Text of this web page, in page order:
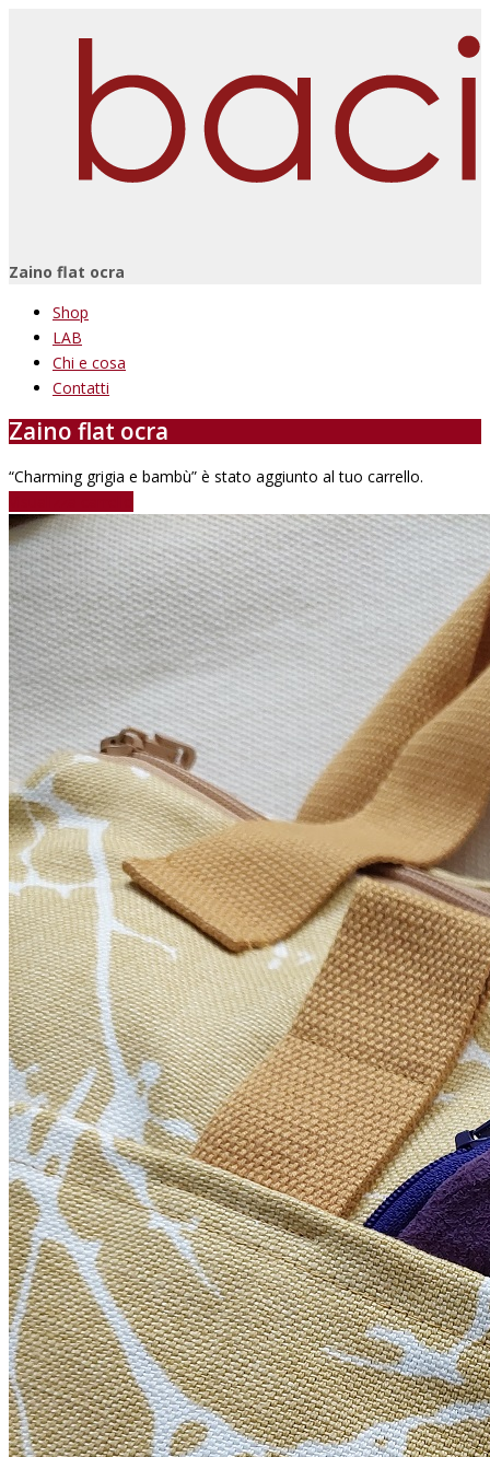
Zaino flat ocra
Shop
LAB
Chi e cosa
Contatti
Zaino flat ocra
“Charming grigia e bambù” è stato aggiunto al tuo carrello.